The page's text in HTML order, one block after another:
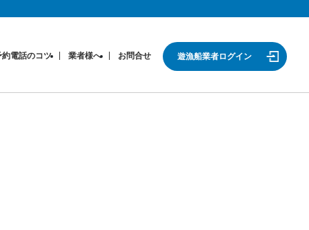
約電話のコツ 業者様へ お問合せ 遊漁船業者ログイン